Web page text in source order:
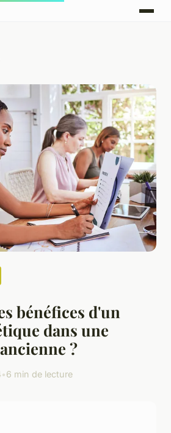
bénéfices d'un
dans une
?
•6 min de lecture